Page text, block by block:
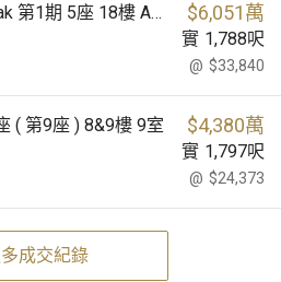
Beacon Peak Beacon Peak 第1期 5座 18樓 A室 $6,051萬
實 1,788呎
@ $33,840
( 第9座 ) 8&9樓 9室 $4,380萬
實 1,797呎
@ $24,373
成交紀錄